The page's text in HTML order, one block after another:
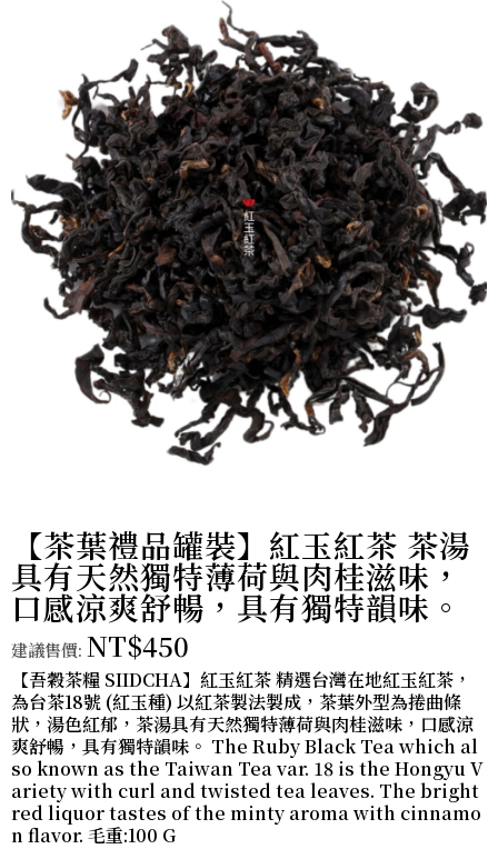
【茶葉禮品罐裝】紅玉紅茶 茶湯
具有天然獨特薄荷與肉桂滋味，
口感涼爽舒暢，具有獨特韻味。
建議售價: NT$450
【吾穀茶糧 SIIDCHA】紅玉紅茶 精選台灣在地紅玉紅茶，
為台茶18號 (紅玉種) 以紅茶製法製成，茶葉外型為捲曲條
狀，湯色紅郁，茶湯具有天然獨特薄荷與肉桂滋味，口感涼
爽舒暢，具有獨特韻味。 The Ruby Black Tea which al
so known as the Taiwan Tea var. 18 is the Hongyu V
ariety with curl and twisted tea leaves. The bright
red liquor tastes of the minty aroma with cinnamo
n flavor. 毛重:100 G